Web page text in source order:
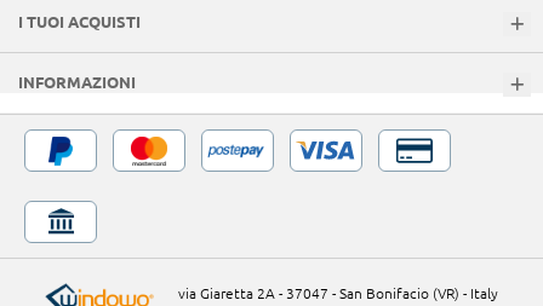
I TUOI ACQUISTI
INFORMAZIONI
via Giaretta 2A - 37047 - San Bonifacio (VR) - Italy